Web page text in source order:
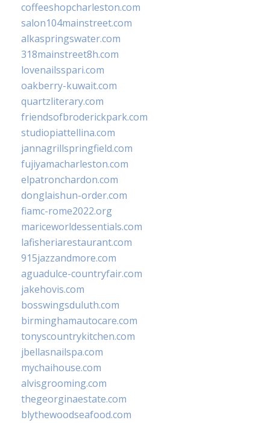
coffeeshopcharleston.com
salon104mainstreet.com
alkaspringswater.com
318mainstreet8h.com
lovenailsspari.com
oakberry-kuwait.com
quartzliterary.com
friendsofbroderickpark.com
studiopiattellina.com
jannagrillspringfield.com
fujiyamacharleston.com
elpatronchardon.com
donglaishun-order.com
fiamc-rome2022.org
mariceworldessentials.com
lafisheriarestaurant.com
915jazzandmore.com
aguadulce-countryfair.com
jakehovis.com
bosswingsduluth.com
birminghamautocare.com
tonyscountrykitchen.com
jbellasnailspa.com
mychaihouse.com
alvisgrooming.com
thegeorginaestate.com
blythewoodseafood.com